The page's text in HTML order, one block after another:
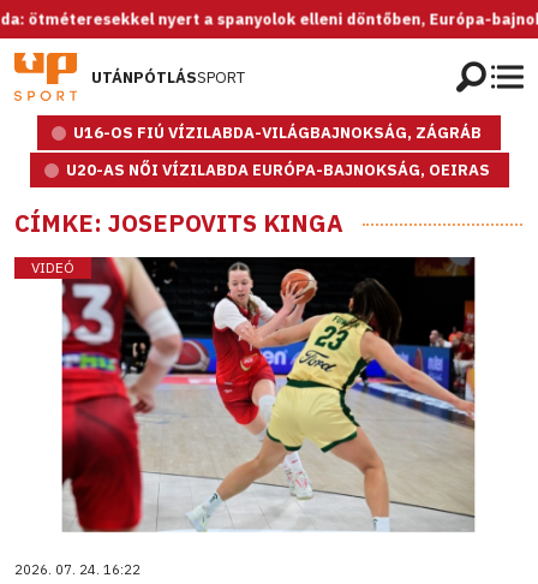
nyert a spanyolok elleni döntőben, Európa-bajnok az U20-as
UTÁNPÓTLÁSSPORT
U16-OS FIÚ VÍZILABDA-VILÁGBAJNOKSÁG, ZÁGRÁB
U20-AS NŐI VÍZILABDA EURÓPA-BAJNOKSÁG, OEIRAS
CÍMKE: JOSEPOVITS KINGA
VIDEÓ
2026. 07. 24. 16:22